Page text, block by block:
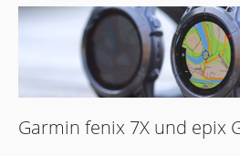
Garmin fenix 7X und epix